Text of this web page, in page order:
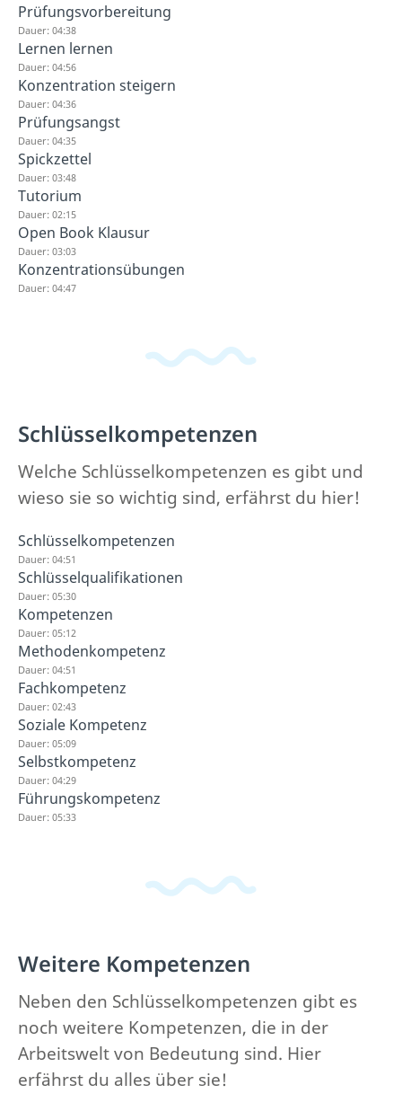
Prüfungsvorbereitung
Dauer: 04:38
Lernen lernen
Dauer: 04:56
Konzentration steigern
Dauer: 04:36
Prüfungsangst
Dauer: 04:35
Spickzettel
Dauer: 03:48
Tutorium
Dauer: 02:15
Open Book Klausur
Dauer: 03:03
Konzentrationsübungen
Dauer: 04:47
Schlüsselkompetenzen
Welche Schlüsselkompetenzen es gibt und
wieso sie so wichtig sind, erfährst du hier!
Schlüsselkompetenzen
Dauer: 04:51
Schlüsselqualifikationen
Dauer: 05:30
Kompetenzen
Dauer: 05:12
Methodenkompetenz
Dauer: 04:51
Fachkompetenz
Dauer: 02:43
Soziale Kompetenz
Dauer: 05:09
Selbstkompetenz
Dauer: 04:29
Führungskompetenz
Dauer: 05:33
Weitere Kompetenzen
Neben den Schlüsselkompetenzen gibt es
noch weitere Kompetenzen, die in der
Arbeitswelt von Bedeutung sind. Hier
erfährst du alles über sie!